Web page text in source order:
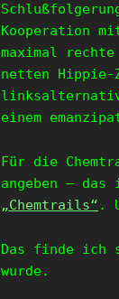
Kooperation
maximal
netten Hippie-
einem
Für die
angeben –
„Chemtrails“ .
Das finde ich
wurde.